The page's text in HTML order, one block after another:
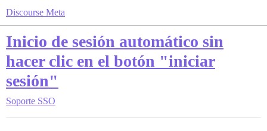
Discourse Meta
Inicio de sesión automático sin
hacer clic en el botón "iniciar
sesión"
Soporte SSO